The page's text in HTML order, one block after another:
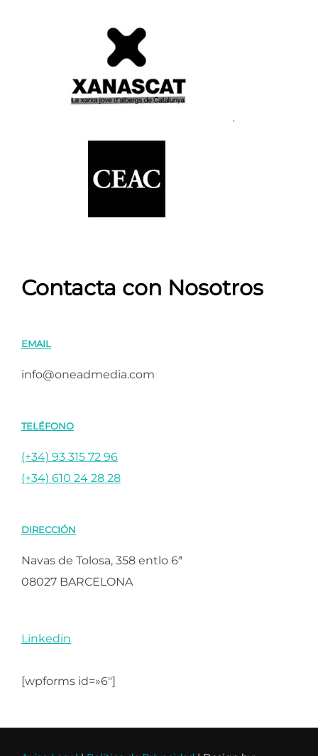
Contacta con Nosotros
EMAIL
info@oneadmedia.com
TELÉFONO
(+34) 93 315 72 96
(+34) 610 24 28 28
DIRECCIÓN
Navas de Tolosa, 358 entlo 6ª
08027 BARCELONA
Linkedin
[wpforms id=»6″]